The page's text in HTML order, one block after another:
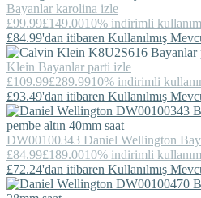
Bayanlar karolina izle
£99.99£149.0010% indirimli
£84.99'dan itibaren Kullanılmış
Klein Bayanlar parti izle
£109.99£289.9910% indirimli
£93.49'dan itibaren Kullanılmış
DW00100343 Daniel Wellington
£84.99£189.0010% indirimli
£72.24'dan itibaren Kullanılmış